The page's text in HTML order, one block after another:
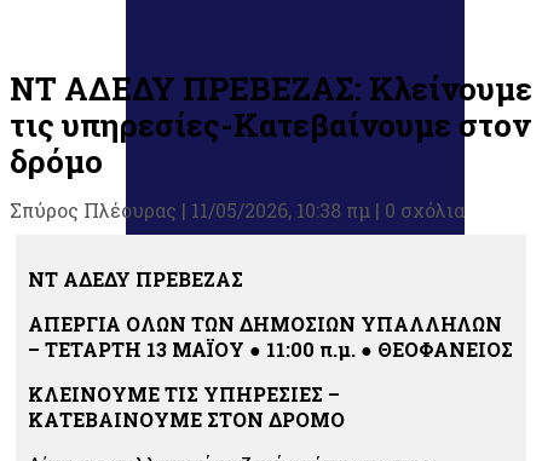
ΝΤ ΑΔΕΔΥ ΠΡΕΒΕΖΑΣ: Κλείνουμε
τις υπηρεσίες-Κατεβαίνουμε στον
δρόμο
Σπύρος Πλέουρας | 11/05/2026, 10:38 πμ | 0 σχόλια
ΝΤ ΑΔΕΔΥ ΠΡΕΒΕΖΑΣ
ΑΠΕΡΓΙΑ ΟΛΩΝ ΤΩΝ ΔΗΜΟΣΙΩΝ ΥΠΑΛΛΗΛΩΝ
– ΤΕΤΑΡΤΗ 13 ΜΑΪΟΥ ● 11:00 π.μ. ● ΘΕΟΦΑΝΕΙΟΣ
ΚΛΕΙΝΟΥΜΕ ΤΙΣ ΥΠΗΡΕΣΙΕΣ –
ΚΑΤΕΒΑΙΝΟΥΜΕ ΣΤΟΝ ΔΡΟΜΟ